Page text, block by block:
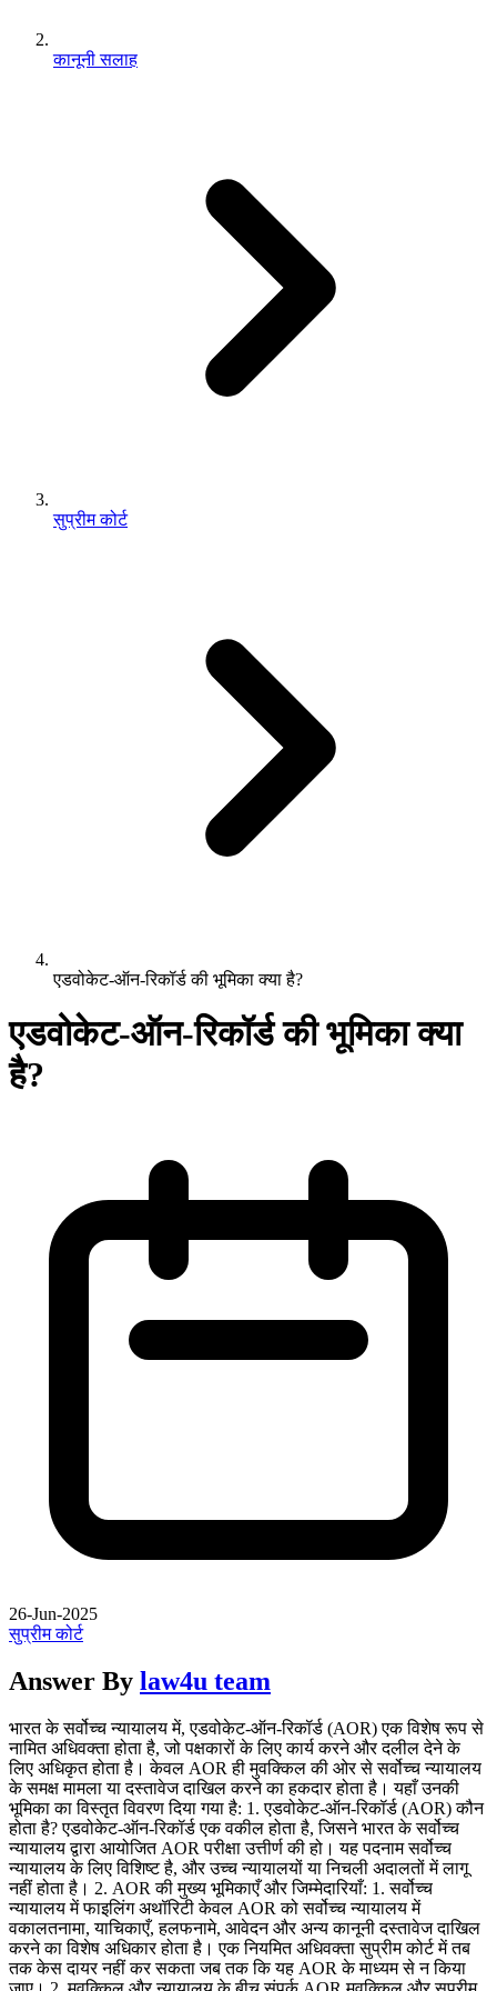
कानूनी सलाह
सुप्रीम कोर्ट
एडवोकेट-ऑन-रिकॉर्ड की भूमिका क्या है?
एडवोकेट-ऑन-रिकॉर्ड की भूमिका क्या
है?
26-Jun-2025
सुप्रीम कोर्ट
Answer By law4u team
भारत के सर्वोच्च न्यायालय में, एडवोकेट-ऑन-रिकॉर्ड (AOR) एक विशेष रूप से
नामित अधिवक्ता होता है, जो पक्षकारों के लिए कार्य करने और दलील देने के
लिए अधिकृत होता है। केवल AOR ही मुवक्किल की ओर से सर्वोच्च न्यायालय
के समक्ष मामला या दस्तावेज दाखिल करने का हकदार होता है। यहाँ उनकी
भूमिका का विस्तृत विवरण दिया गया है: 1. एडवोकेट-ऑन-रिकॉर्ड (AOR) कौन
होता है? एडवोकेट-ऑन-रिकॉर्ड एक वकील होता है, जिसने भारत के सर्वोच्च
न्यायालय द्वारा आयोजित AOR परीक्षा उत्तीर्ण की हो। यह पदनाम सर्वोच्च
न्यायालय के लिए विशिष्ट है, और उच्च न्यायालयों या निचली अदालतों में लागू
नहीं होता है। 2. AOR की मुख्य भूमिकाएँ और जिम्मेदारियाँ: 1. सर्वोच्च
न्यायालय में फाइलिंग अथॉरिटी केवल AOR को सर्वोच्च न्यायालय में
वकालतनामा, याचिकाएँ, हलफनामे, आवेदन और अन्य कानूनी दस्तावेज दाखिल
करने का विशेष अधिकार होता है। एक नियमित अधिवक्ता सुप्रीम कोर्ट में तब
तक केस दायर नहीं कर सकता जब तक कि यह AOR के माध्यम से न किया